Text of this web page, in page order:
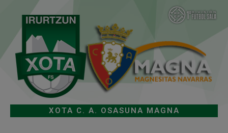
XOTA C. A. OSASUNA MAGNA